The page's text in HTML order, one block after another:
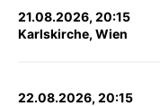
21.08.2026, 20:15
Karlskirche, Wien
22.08.2026, 20:15